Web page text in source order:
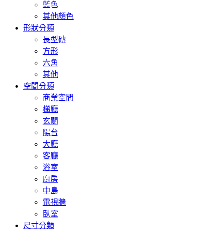
藍色
其他顏色
形狀分類
長型磚
方形
六角
其他
空間分類
商業空間
梯廳
玄關
陽台
大廳
客廳
浴室
廚房
中島
電視牆
臥室
尺寸分類